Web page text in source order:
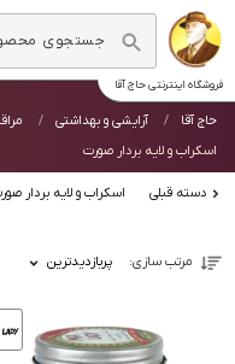
فروشگاه اینترنتیحاج آقا
حاج آقا آرایشی و بهداشتی
اسکراب و لایه بردار صورت
دسته قبلی اسکراب و لایه بردار
مرتب سازی: پربازدیدترین